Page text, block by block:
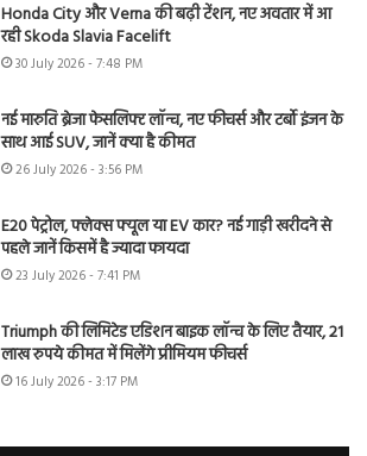
Honda City और Verna की बढ़ी टेंशन, नए अवतार में आ
रही Skoda Slavia Facelift
30 July 2026 - 7:48 PM
नई मारुति ब्रेजा फेसलिफ्ट लॉन्च, नए फीचर्स और टर्बो इंजन के
साथ आई SUV, जानें क्या है कीमत
26 July 2026 - 3:56 PM
E20 पेट्रोल, फ्लेक्स फ्यूल या EV कार? नई गाड़ी खरीदने से
पहले जानें किसमें है ज्यादा फायदा
23 July 2026 - 7:41 PM
Triumph की लिमिटेड एडिशन बाइक लॉन्च के लिए तैयार, 21
लाख रुपये कीमत में मिलेंगे प्रीमियम फीचर्स
16 July 2026 - 3:17 PM